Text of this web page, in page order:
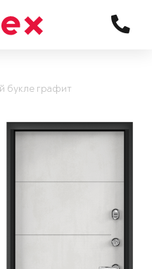
букле графит